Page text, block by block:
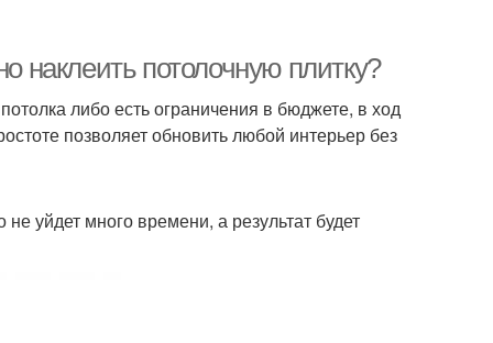
наклеить потолочную плитку?
либо есть ограничения в бюджете, в ход
позволяет обновить любой интерьер без
уйдет много времени, а результат будет